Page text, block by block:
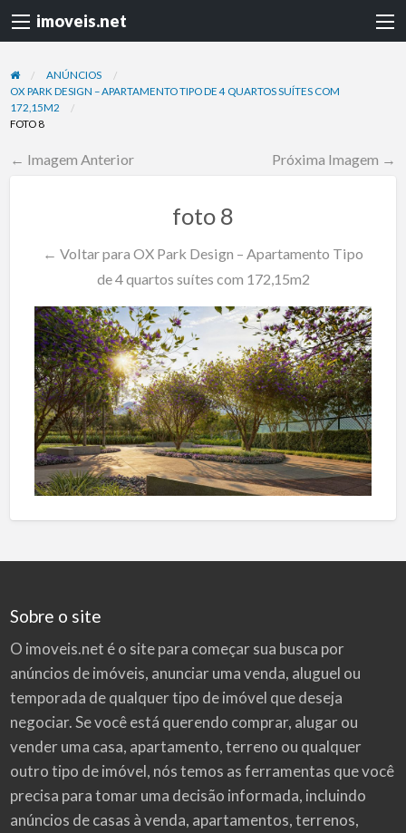
imoveis.net
ANÚNCIOS
OX PARK DESIGN – APARTAMENTO TIPO DE 4 QUARTOS SUÍTES COM
172,15M2
FOTO 8
← Imagem Anterior Próxima Imagem →
foto 8
← Voltar para OX Park Design – Apartamento Tipo
de 4 quartos suítes com 172,15m2
Sobre o site
O imoveis.net é o site para começar sua busca por
anúncios de imóveis, anunciar uma venda, aluguel ou
temporada de qualquer tipo de imóvel que deseja
negociar. Se você está querendo comprar, alugar ou
vender uma casa, apartamento, terreno ou qualquer
outro tipo de imóvel, nós temos as ferramentas que você
precisa para tomar uma decisão informada, incluindo
anúncios de casas à venda, apartamentos, terrenos,